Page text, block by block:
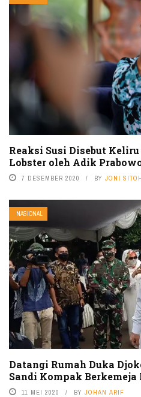
Reaksi Susi Disebut
Lobster oleh Adik
7 DESEMBER 2020 BY JONI
NASIONAL
Datangi Rumah Duka
Sandi Kompak
11 MEI 2020 BY JOHAN ARIF